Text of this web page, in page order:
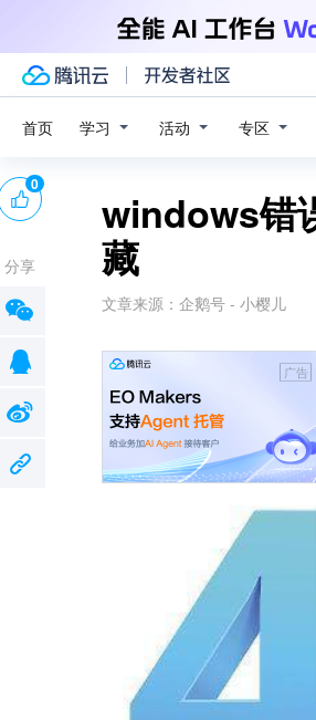
首页 学习 活动 专区
windows错
藏
文章来源： 企鹅号 - 小樱儿
广告
0
分享